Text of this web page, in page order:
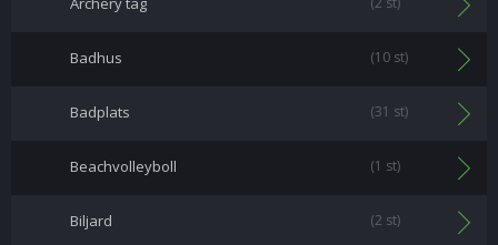
Badhus (10 st)
Badplats (31 st)
Beachvolleyboll (1 st)
Biljard (2 st)